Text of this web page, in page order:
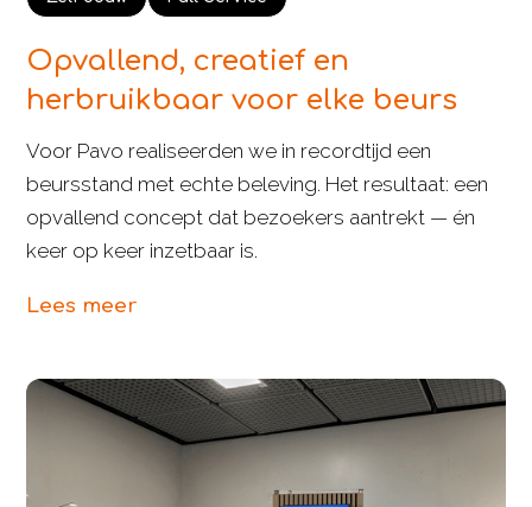
Opvallend, creatief en
herbruikbaar voor elke beurs
Voor Pavo realiseerden we in recordtijd een
beursstand met echte beleving. Het resultaat: een
opvallend concept dat bezoekers aantrekt — én
keer op keer inzetbaar is.
Lees meer